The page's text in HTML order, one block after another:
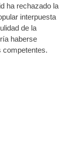
ha rechazado la
interpuesta
de la
haberse
competentes.